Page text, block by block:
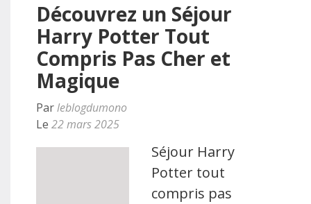
Découvrez un Séjour
Harry Potter Tout
Compris Pas Cher et
Magique
Parleblogdumono
Le 22 mars 2025
Séjour Harry
Potter tout
compris pas